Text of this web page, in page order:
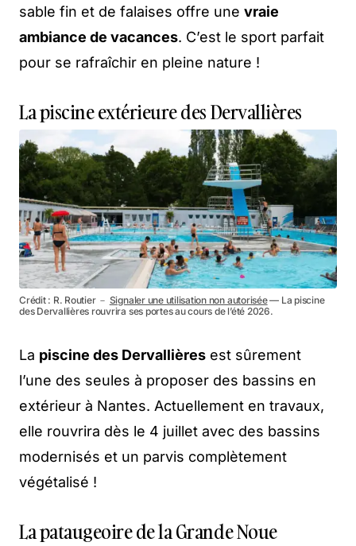
sable fin et de falaises offre une vraie
ambiance de vacances. C’est le sport parfait
pour se rafraîchir en pleine nature !
La piscine extérieure des Dervallières
Crédit : R. Routier － Signaler une utilisation non autorisée— La piscine
des Dervallières rouvrira ses portes au cours de l’été 2026.
La piscine des Dervallières est sûrement
l’une des seules à proposer des bassins en
extérieur à Nantes. Actuellement en travaux,
elle rouvrira dès le 4 juillet avec des bassins
modernisés et un parvis complètement
végétalisé !
La pataugeoire de la Grande Noue